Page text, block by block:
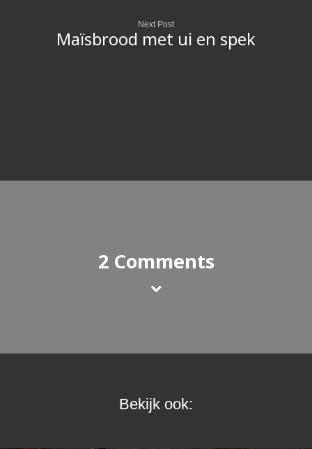
Next Post
Maïsbrood met ui en spek
2 Comments
Bekijk ook: